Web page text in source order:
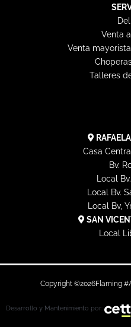
t
e
l
o
p
e
Venta
Venta
Talleres
Casa
Bv.
Local
Local Bv.
Local Bv,
SAN
Local
Copyright ©2026Flaming
Desarrollo y Mantenimiento por: